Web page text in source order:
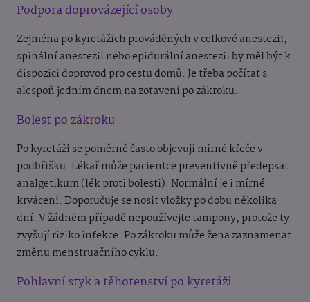
Podpora doprovázející osoby
Zejména po kyretážích prováděných v celkové anestezii,
spinální anestezii nebo epidurální anestezii by měl být k
dispozici doprovod pro cestu domů. Je třeba počítat s
alespoň jedním dnem na zotavení po zákroku.
Bolest po zákroku
Po kyretáži se poměrně často objevují mírné křeče v
podbřišku. Lékař může pacientce preventivně předepsat
analgetikum (lék proti bolesti). Normální je i mírné
krvácení. Doporučuje se nosit vložky po dobu několika
dní. V žádném případě nepoužívejte tampony, protože ty
zvyšují riziko infekce. Po zákroku může žena zaznamenat
změnu menstruačního cyklu.
Pohlavní styk a těhotenství po kyretáži